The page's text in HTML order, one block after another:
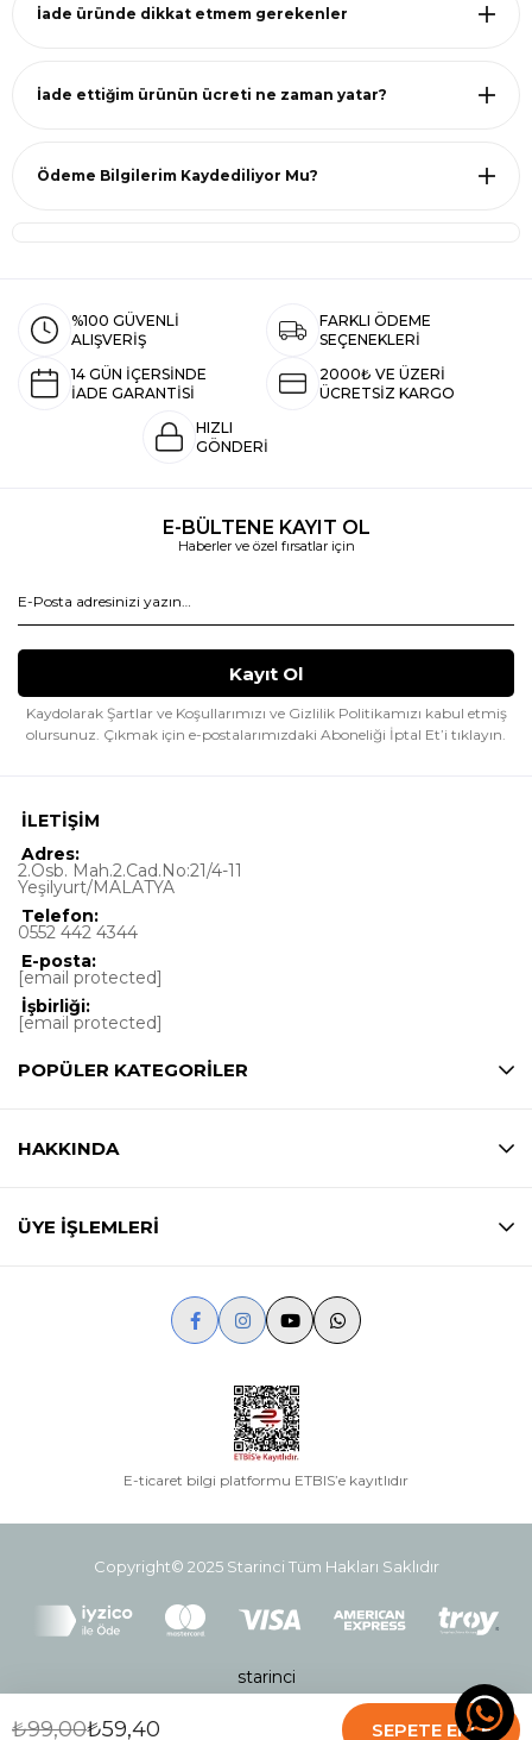
İade üründe dikkat etmem gerekenler
İade ettiğim ürünün ücreti ne zaman yatar?
Ödeme Bilgilerim Kaydediliyor Mu?
%100 GÜVENLİ
ALIŞVERİŞ
FARKLI ÖDEME
SEÇENEKLERİ
14 GÜN İÇERSİNDE
İADE GARANTİSİ
2000₺ VE ÜZERİ
ÜCRETSİZ KARGO
HIZLI
GÖNDERİ
E-BÜLTENE KAYIT OL
Haberler ve özel fırsatlar için
Kaydolarak Şartlar ve Koşullarımızı ve Gizlilik Politikamızı kabul etmiş
olursunuz. Çıkmak için e-postalarımızdaki Aboneliği İptal Et’i tıklayın.
İLETİŞİM
Adres:
2.Osb. Mah.2.Cad.No:21/4-11
Yeşilyurt/MALATYA
Telefon:
0552 442 4344
E-posta:
[email protected]
İşbirliği:
[email protected]
POPÜLER KATEGORİLER
HAKKINDA
ÜYE İŞLEMLERİ
E-ticaret bilgi platformu ETBIS’e kayıtlıdır
Copyright© 2025 Starinci Tüm Hakları Saklıdır
starinci
₺99,00₺59,40